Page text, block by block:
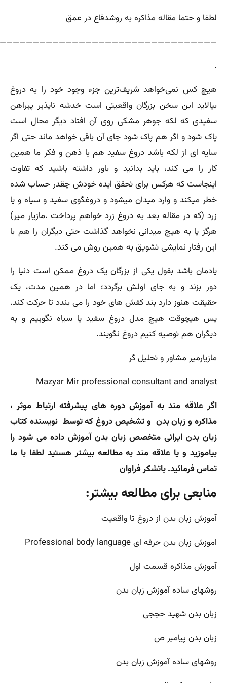
لطفا و حتما مقاله مذاکره به روشدفاع در عمق
.
هیچ کس نمی‌خواهد شریف‌ترین جزء وجود خود را به دروغ
بیالاید این سخن بزرگان واقعیتی است خدشه ناپذیر پیراهن
سفیدی که لکه جوهر مشکی روی آن افتاد دیگر محال است
پاک شود و اگر هم پاک شود جای آن باقی خواهد ماند حتی اگر
سایه ای از لکه باشد دروغ سفید هم با ذهن و فکر ما همین
کار را می کند، باید بدانید و باور داشته باشید که تفاوت
اینجاست که هرکس برای تحقق ایده خودش چقدر حساب شده
خطر میکند و وارد میدان میشود و دروغگوی سفید و سیاه و یا
زرد (که در مقاله بعد به دروغ زرد خواهم پرداخت .مازیار میر)
هرگز پا به هیچ میدانی نخواهد گذاشت حتی دیگران را هم با
این رفتار نمایشی تشویق به همین روش می کند.
یادمان باشد بقول یکی از بزرگان یک دروغ ممکن است دنیا را
دور بزند و به جای اولش برگردد؛ اما در همین مدت، یک
حقیقت هنوز دارد بند کفش های خود را می بندد تا حرکت کند.
پس هیچوقت هیچ مدل دروغ سفید یا سیاه نگوییم و به
دیگران هم توصیه کنیم دروغ نگویند.
مازیارمیر مشاور و تحلیل گر
Mazyar Mir professional consultant and analyst
اگر علاقه مند به آموزش دوره های پیشرفته ارتباط موثر ،
مذاکره و زبان بدن و تشخیص دروغ که توسط نویسنده کتاب
زبان بدن ایرانی متخصص زبان بدن آموزش داده می شود را
بیاموزید و یا علاقه مند به مطالعه بیشتر هستید لطفا با ما
تماس فرمائید. باتشکر فراوان
منابعی برای مطالعه بیشتر:
آموزش زبان بدن از دروغ تا واقعیت
اموزش زبان بدن حرفه ای Professional body language
آموزش مذاکره قسمت اول
روشهای ساده آموزش زبان بدن
زبان بدن شهید حججی
زبان بدن پیامبر ص
روشهای ساده آموزش زبان بدن